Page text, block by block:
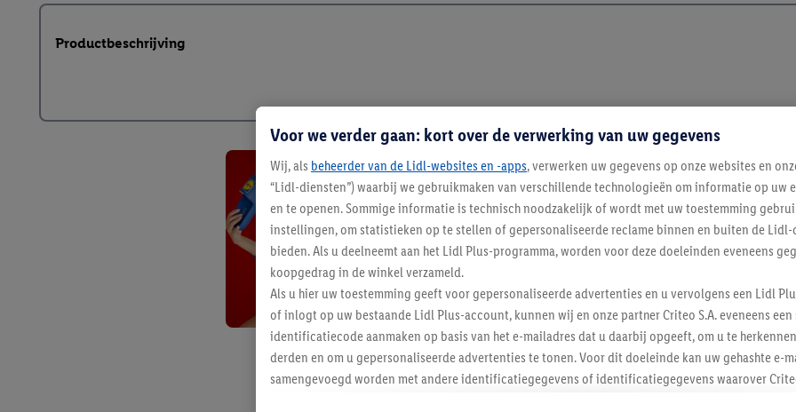
Productbeschrijving
Blijf op de
Schrijf je in op de
Voor we verder gaan: kort over de verwerking van uw gegevens
Wij, als beheerder van de Lidl-websites en -apps, verwerken uw gegevens op onze websites en
“Lidl-diensten”) waarbij we gebruikmaken van verschillende technologieën om informatie op uw
en te openen. Sommige informatie is technisch noodzakelijk of wordt met uw toestemming
instellingen, om statistieken op te stellen of gepersonaliseerde reclame binnen en buiten de Lidl-
bieden. Als u deelneemt aan het Lidl Plus-programma, worden voor deze doeleinden eveneens
koopgedrag in de winkel verzameld.
Als u hier uw toestemming geeft voor gepersonaliseerde advertenties en u vervolgens een Lidl
of inlogt op uw bestaande Lidl Plus-account, kunnen wij en onze partner Criteo S.A. eveneens
identificatiecode aanmaken op basis van het e-mailadres dat u daarbij opgeeft, om u te
derden en om u gepersonaliseerde advertenties te tonen. Voor dit doeleinde kan uw gehashte e-
samengevoegd worden met andere identificatiegegevens of identificatiegegevens waarover